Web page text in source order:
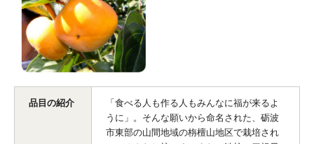
品目の紹介
「食べる人も作る人もみんなに福が来るよ
うに」。そんな願いから命名された、砺波
市東部の山間地域の栴檀山地区で栽培され